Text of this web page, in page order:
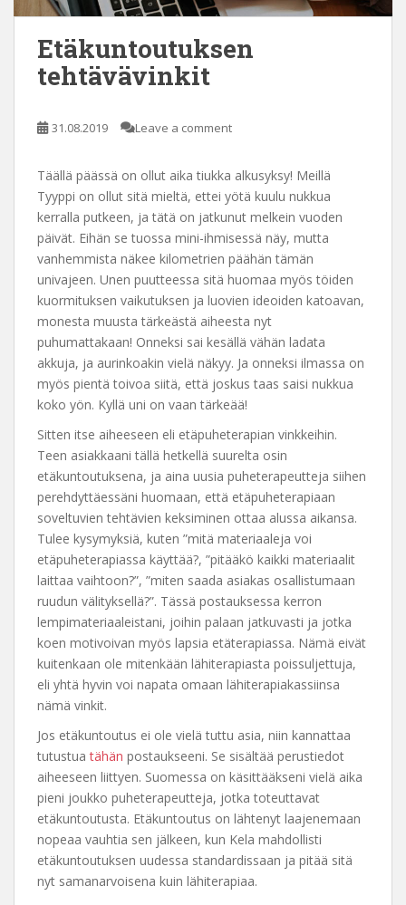
Etäkuntoutuksen
tehtävävinkit
31.08.2019 Leave a comment
Täällä päässä on ollut aika tiukka alkusyksy! Meillä
Tyyppi on ollut sitä mieltä, ettei yötä kuulu nukkua
kerralla putkeen, ja tätä on jatkunut melkein vuoden
päivät. Eihän se tuossa mini-ihmisessä näy, mutta
vanhemmista näkee kilometrien päähän tämän
univajeen. Unen puutteessa sitä huomaa myös töiden
kuormituksen vaikutuksen ja luovien ideoiden katoavan,
monesta muusta tärkeästä aiheesta nyt
puhumattakaan! Onneksi sai kesällä vähän ladata
akkuja, ja aurinkoakin vielä näkyy. Ja onneksi ilmassa on
myös pientä toivoa siitä, että joskus taas saisi nukkua
koko yön. Kyllä uni on vaan tärkeää!
Sitten itse aiheeseen eli etäpuheterapian vinkkeihin.
Teen asiakkaani tällä hetkellä suurelta osin
etäkuntoutuksena, ja aina uusia puheterapeutteja siihen
perehdyttäessäni huomaan, että etäpuheterapiaan
soveltuvien tehtävien keksiminen ottaa alussa aikansa.
Tulee kysymyksiä, kuten ”mitä materiaaleja voi
etäpuheterapiassa käyttää?, ”pitääkö kaikki materiaalit
laittaa vaihtoon?”, ”miten saada asiakas osallistumaan
ruudun välityksellä?”. Tässä postauksessa kerron
lempimateriaaleistani, joihin palaan jatkuvasti ja jotka
koen motivoivan myös lapsia etäterapiassa. Nämä eivät
kuitenkaan ole mitenkään lähiterapiasta poissuljettuja,
eli yhtä hyvin voi napata omaan lähiterapiakassiinsa
nämä vinkit.
Jos etäkuntoutus ei ole vielä tuttu asia, niin kannattaa
tutustuatähän postaukseeni. Se sisältää perustiedot
aiheeseen liittyen. Suomessa on käsittääkseni vielä aika
pieni joukko puheterapeutteja, jotka toteuttavat
etäkuntoutusta. Etäkuntoutus on lähtenyt laajenemaan
nopeaa vauhtia sen jälkeen, kun Kela mahdollisti
etäkuntoutuksen uudessa standardissaan ja pitää sitä
nyt samanarvoisena kuin lähiterapiaa.